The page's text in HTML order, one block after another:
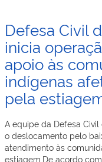
Defesa Civil
inicia
apoio às
indígenas
pela
A equipe da Defesa
o deslocamento pelo
atendimento às
estiagem.De acordo